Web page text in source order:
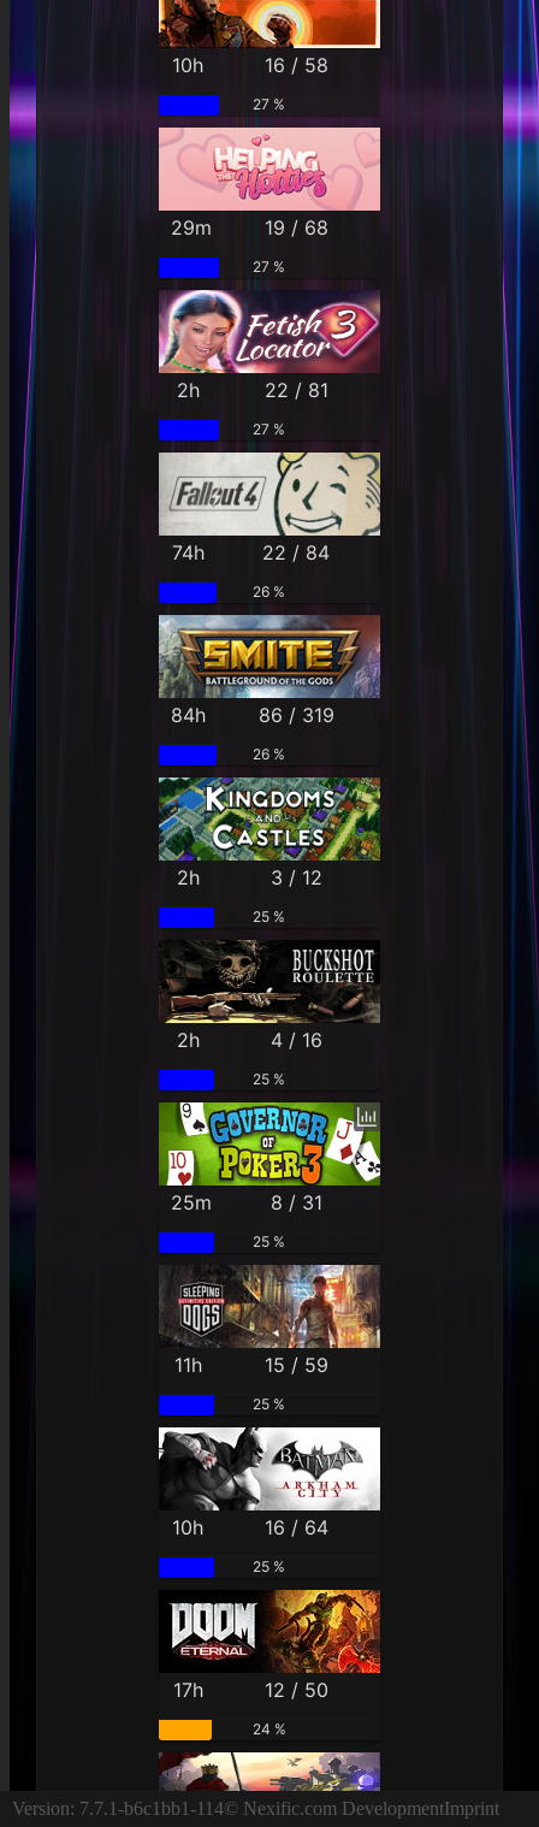
10h 16 / 58
27 %
29m 19 / 68
27 %
2h 22 / 81
27 %
74h 22 / 84
26 %
84h 86 / 319
26 %
2h 3 / 12
25 %
2h 4 / 16
25 %
25m 8 / 31
25 %
11h 15 / 59
25 %
10h 16 / 64
25 %
17h 12 / 50
24 %
Version: 7.7.1-b6c1bb1-114© Nexific.com DevelopmentImprint